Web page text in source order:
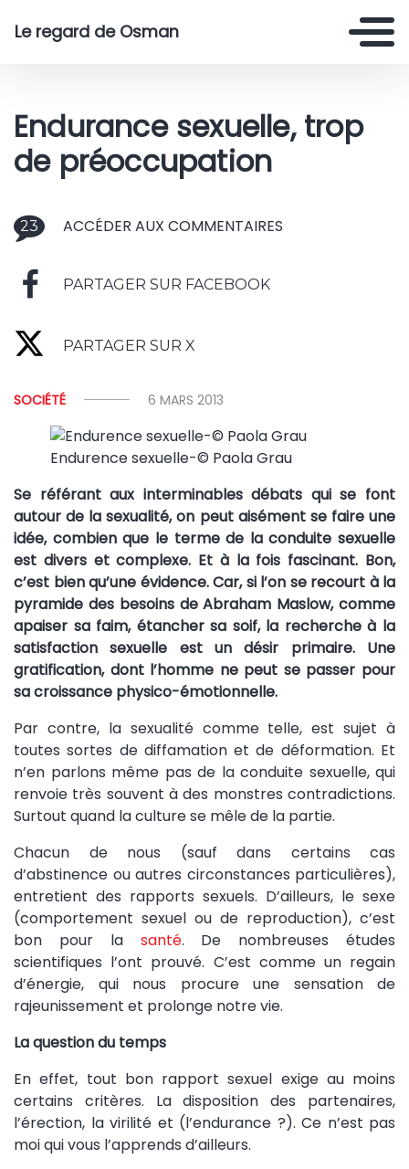
Le regard de Osman
Endurance sexuelle, trop
de préoccupation
23 ACCÉDER AUX COMMENTAIRES
PARTAGER SUR FACEBOOK
PARTAGER SUR X
SOCIÉTÉ 6 MARS 2013
Endurence sexuelle-© Paola Grau
Se référant aux interminables débats qui se font
autour de la sexualité, on peut aisément se faire une
idée, combien que le terme de la conduite sexuelle
est divers et complexe. Et à la fois fascinant. Bon,
c’est bien qu’une évidence. Car, si l’on se recourt à la
pyramide des besoins de Abraham Maslow, comme
apaiser sa faim, étancher sa soif, la recherche à la
satisfaction sexuelle est un désir primaire. Une
gratification, dont l’homme ne peut se passer pour
sa croissance physico-émotionnelle.
Par contre, la sexualité comme telle, est sujet à
toutes sortes de diffamation et de déformation. Et
n’en parlons même pas de la conduite sexuelle, qui
renvoie très souvent à des monstres contradictions.
Surtout quand la culture se mêle de la partie.
Chacun de nous (sauf dans certains cas
d’abstinence ou autres circonstances particulières),
entretient des rapports sexuels. D’ailleurs, le sexe
(comportement sexuel ou de reproduction), c’est
bon pour la santé. De nombreuses études
scientifiques l’ont prouvé. C’est comme un regain
d’énergie, qui nous procure une sensation de
rajeunissement et prolonge notre vie.
La question du temps
En effet, tout bon rapport sexuel exige au moins
certains critères. La disposition des partenaires,
l’érection, la virilité et (l’endurance ?). Ce n’est pas
moi qui vous l’apprends d’ailleurs.